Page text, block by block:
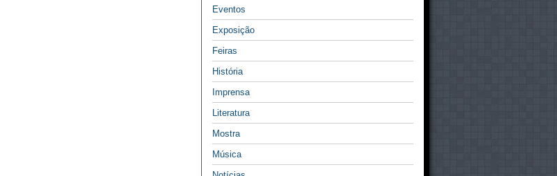
Eventos
Exposição
Feiras
História
Imprensa
Literatura
Mostra
Música